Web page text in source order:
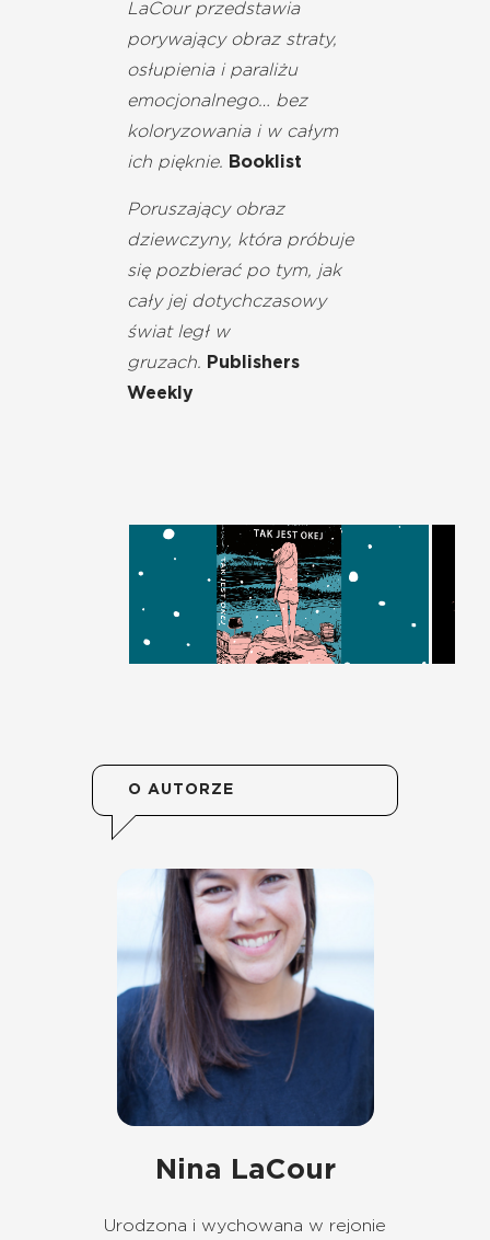
LaCour przedstawia
porywający obraz straty,
osłupienia i paraliżu
emocjonalnego… bez
koloryzowania i w całym
ich pięknie. Booklist
Poruszający obraz
dziewczyny, która próbuje
się pozbierać po tym, jak
cały jej dotychczasowy
świat legł w
gruzach. Publishers
Weekly
O AUTORZE
Nina LaCour
Urodzona i wychowana w rejonie